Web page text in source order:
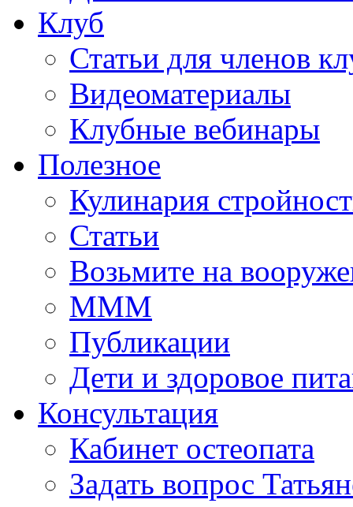
Клуб
Статьи для членов
Видеоматериалы
Клубные вебинары
Полезное
Кулинария
Статьи
Возьмите на
МММ
Публикации
Дети и здоровое
Консультация
Кабинет остеопата
Задать вопрос